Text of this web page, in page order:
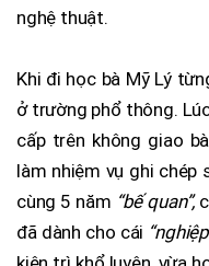
nghệ thuật.
Khi đi học bà Mỹ Lý
ở trường phổ thông.
cấp trên không giao
làm nhiệm vụ ghi
cùng 5 năm “bế quan”,
đã dành cho cái